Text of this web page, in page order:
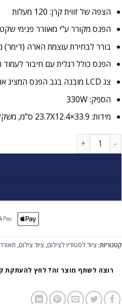
הצפה של זווית קרן: 120 מעלות
הפנס מקורר ע"י מאוורר פנימי
בורר לבחירתעוצמת הארה (דימר) מ-0 עד 100%, מעבר חלק ללא
הפנס כולל רגלית עם חיבור
צג LCD מובנה בגב הפנס המציג את נתוני ההארה
הספק: 330W
מידות: 33.9×23.7X12.4 ס”מ, משקל:2.99 ק”ג
כמות של תאורת לד רציפה-אור יום Nanlite FS300
קטגוריות: ציוד לסטודיו לצילום, ציוד צילום,
רוצה לשתף מוצר זה? לחץ להעתקת